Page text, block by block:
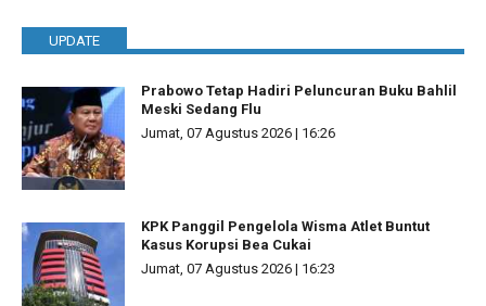
UPDATE
Prabowo Tetap Hadiri Peluncuran Buku Bahlil
Meski Sedang Flu
Jumat, 07 Agustus 2026 | 16:26
KPK Panggil Pengelola Wisma Atlet Buntut
Kasus Korupsi Bea Cukai
Jumat, 07 Agustus 2026 | 16:23